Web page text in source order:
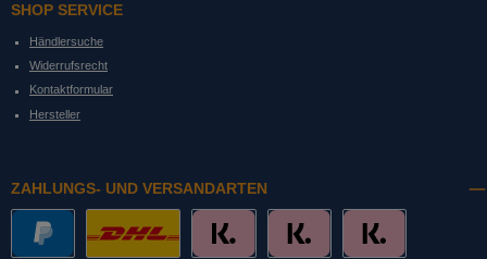
SHOP SERVICE
Händlersuche
Widerrufsrecht
Kontaktformular
Hersteller
ZAHLUNGS- UND VERSANDARTEN